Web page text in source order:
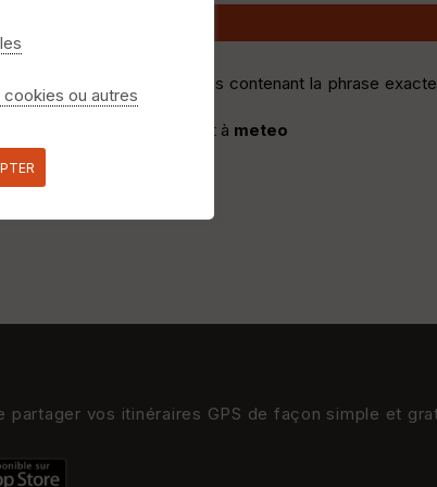
n'importe où.
retourne tous les messages contenant la phrase
dire :
est équivalent à meteo
vos itinéraires GPS de façon simple et
ou autres